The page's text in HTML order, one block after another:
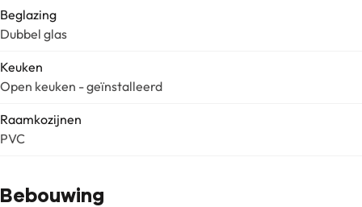
Beglazing
Dubbel glas
Keuken
Open keuken - geïnstalleerd
Raamkozijnen
PVC
Bebouwing